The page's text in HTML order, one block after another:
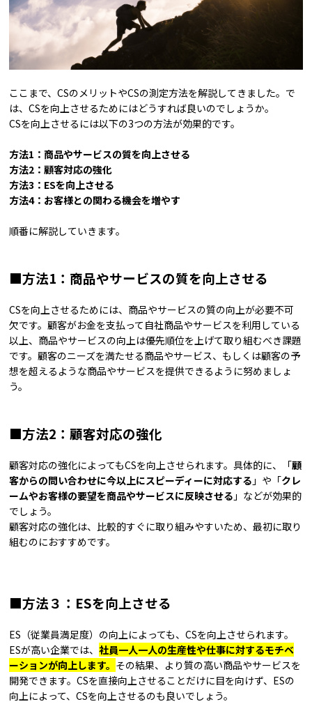
ここまで、CSのメリットやCSの測定方法を解説してきました。で
は、CSを向上させるためにはどうすれば良いのでしょうか。
CSを向上させるには以下の3つの方法が効果的です。
方法1：商品やサービスの質を向上させる
方法2：顧客対応の強化
方法3：ESを向上させる
方法4：お客様との関わる機会を増やす
順番に解説していきます。
■方法1：商品やサービスの質を向上させる
CSを向上させるためには、商品やサービスの質の向上が必要不可
欠です。顧客がお金を支払って自社商品やサービスを利用している
以上、商品やサービスの向上は優先順位を上げて取り組むべき課題
です。顧客のニーズを満たせる商品やサービス、もしくは顧客の予
想を超えるような商品やサービスを提供できるように努めましょ
う。
■方法2：顧客対応の強化
顧客対応の強化によってもCSを向上させられます。具体的に、「顧
客からの問い合わせに今以上にスピーディーに対応する 」や「クレ
ームやお客様の要望を商品やサービスに反映させる 」などが効果的
でしょう。
顧客対応の強化は、比較的すぐに取り組みやすいため、最初に取り
組むのにおすすめです。
■方法３：ESを向上させる
ES（従業員満足度）の向上によっても、CSを向上させられます。
ESが高い企業では、社員一人一人の生産性や仕事に対するモチベ
ーションが向上します。 その結果、より質の高い商品やサービスを
開発できます。CSを直接向上させることだけに目を向けず、ESの
向上によって、CSを向上させるのも良いでしょう。